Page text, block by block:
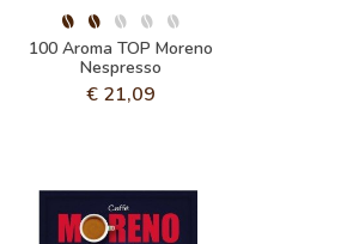
100 Aroma TOP Moreno
Nespresso
€ 21,09